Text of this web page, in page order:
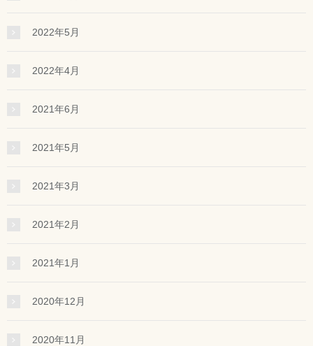
2022年5月
2022年4月
2021年6月
2021年5月
2021年3月
2021年2月
2021年1月
2020年12月
2020年11月